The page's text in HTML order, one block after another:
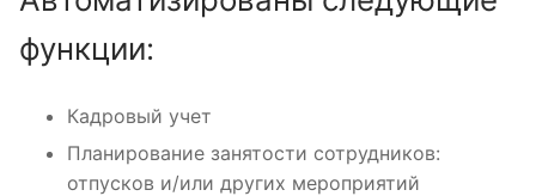
функции:
Кадровый учет
Планирование занятости сотрудников:
отпусков и/или других мероприятий